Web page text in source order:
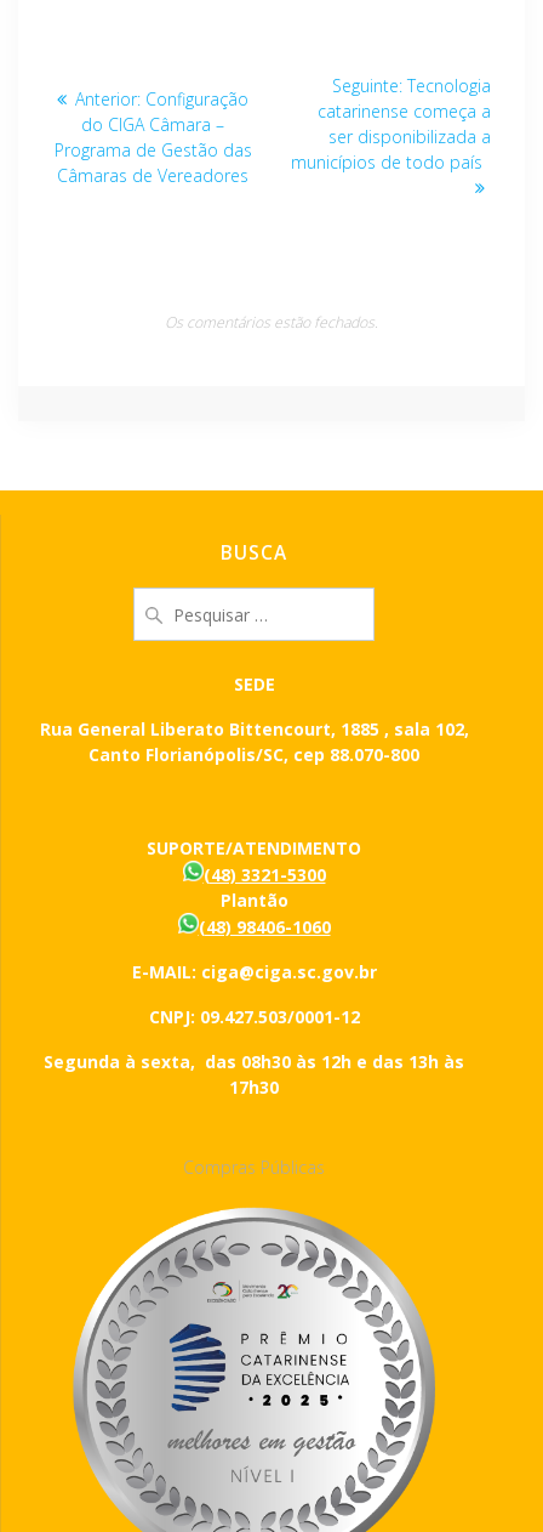
Post
Anterior: Post
anterior:
Configuração
do CIGA Câmara –
Programa de Gestão das
Câmaras de Vereadores
Seguinte:Post
seguinte:
Tecnologia
catarinense começa a
ser disponibilizada a
municípios de todo país
Os comentários estão fechados.
BUSCA
por:
SEDE
Rua General Liberato Bittencourt, 1885 , sala 102,
Canto Florianópolis/SC, cep 88.070-800
SUPORTE/ATENDIMENTO
(48) 3321-5300
Plantão
(48) 98406-1060
E-MAIL: ciga@ciga.sc.gov.br
CNPJ: 09.427.503/0001-12
Segunda à sexta, das 08h30 às 12h e das 13h às
17h30
Compras Públicas